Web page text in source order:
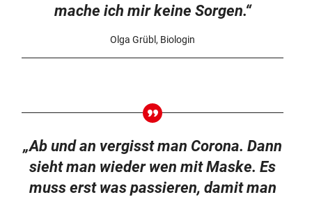
mache ich mir keine Sorgen.“
Olga Grübl, Biologin
„Ab und an vergisst man Corona. Dann
sieht man wieder wen mit Maske. Es
muss erst was passieren, damit man